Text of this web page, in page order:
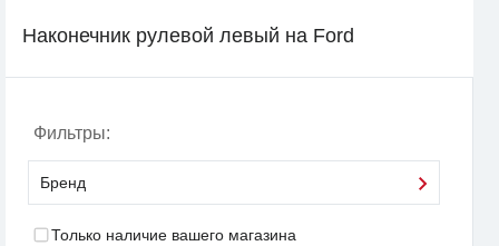
Наконечник рулевой левый на Ford
Фильтры:
Бренд
Только наличие вашего магазина